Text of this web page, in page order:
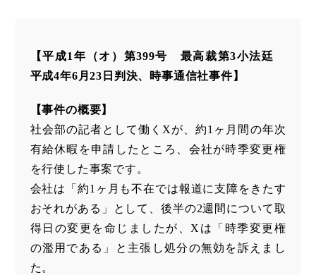
【平成1年（オ）第399号 最高裁第3小法廷
平成4年6月23日判決、時事通信社事件】
【事件の概要】
社会部の記者として働くXが、約1ヶ月間の年次
有給休暇を申請したところ、会社が時季変更権
を行使した事案です。
会社は「約1ヶ月も不在では報道に支障をきたす
おそれがある」として、後半の2週間について取
得日の変更を命じましたが、Xは「時季変更権
の濫用である」と主張し処分の無効を訴えまし
た。